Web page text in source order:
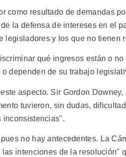
como resultado de demandas
la defensa de intereses en el
legisladores y los que no tienen
qué ingresos están o
dependen de su trabajo
aspecto. Sir Gordon
tuvieron, sin dudas,
inconsistencias".
no hay antecedentes. La
intenciones de la resolución"